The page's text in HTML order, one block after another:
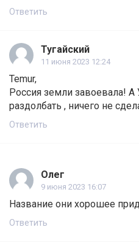
Ответить
Тугайский
11 июня 2023 12:24
Temur,
Россия земли завоевала! А
раздолбать , ничего не
Ответить
Олег
9 июня 2023 16:07
Название они хорошее
Ответить